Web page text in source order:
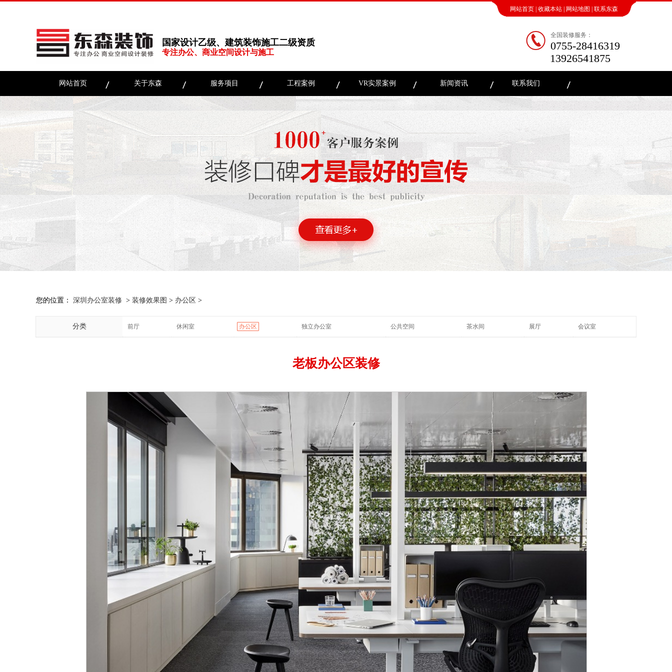
网站首页 收藏本站 网站地图 联系东森
国家设计乙级、建筑装饰施工二级资质
专注办公、商业空间设计与施工
全国装修服务：
0755-28416319
13926541875
网站首页 关于东森 服务项目 工程案例 VR实景案例 新闻资讯 联系我们
您的位置： 深圳办公室装修 > 装修效果图 > 办公区 >
分类 前厅 休闲室 办公区 独立办公室 公共空间 茶水间 展厅 会议室
老板办公区装修